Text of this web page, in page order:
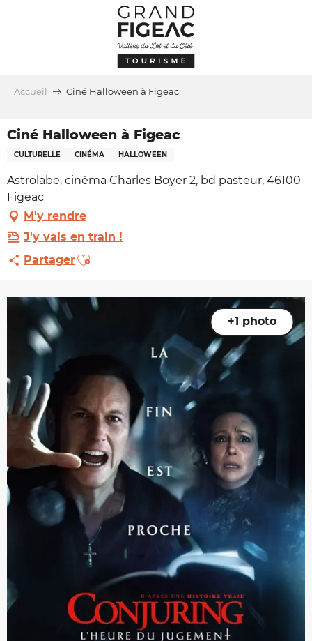
Accueil Ciné Halloween à Figeac
Ciné Halloween à Figeac
CULTURELLE CINÉMA HALLOWEEN
Astrolabe, cinéma Charles Boyer 2, bd pasteur, 46100
Figeac
M'y rendre
J'y vais en train !
PartagerAjouter aux favoris
+1 photo